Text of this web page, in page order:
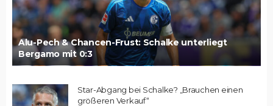
Alu-Pech & Chancen-Frust: Schalke unterliegt
Bergamo mit 0:3
Star-Abgang bei Schalke? „Brauchen einen
größeren Verkauf“